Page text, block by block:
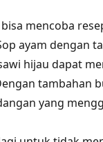
mencoba
ayam dengan
hijau dapat
tambahan
yang